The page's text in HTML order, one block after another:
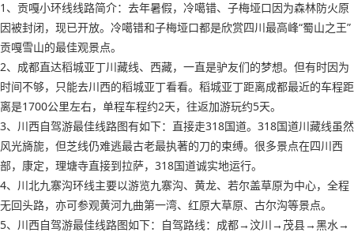
1、贡嘎小环线线路简介：去年暑假，冷噶错、子梅垭口因为森林防火原
因被封闭，现已开放。冷噶错和子梅垭口都是欣赏四川最高峰“蜀山之王”
贡嘎雪山的最佳观景点。
2、成都直达稻城亚丁川藏线、西藏，一直是驴友们的梦想。但有时因为
时间不够，只能去川西的稻城亚丁看看。稻城亚丁距离成都最近的车程距
离是1700公里左右，单程车程约2天，往返加游玩约5天。
3、川西自驾游最佳线路图有如下：直接走318国道。318国道川藏线虽然
风光旖旎，但芝线仍难逃最古老最执著的刀的束缚。很多景点在四川西
部，康定，理塘寺直接到拉萨，318国道诚实地运行。
4、川北九寨沟环线主要以游览九寨沟、黄龙、若尔盖草原为中心，全程
无回头路，亦可参观黄河九曲第一湾、红原大草原、古尔沟等景点。
5、川西自驾游最佳线路图如下：自驾路线：成都→汶川→茂县→黑水→